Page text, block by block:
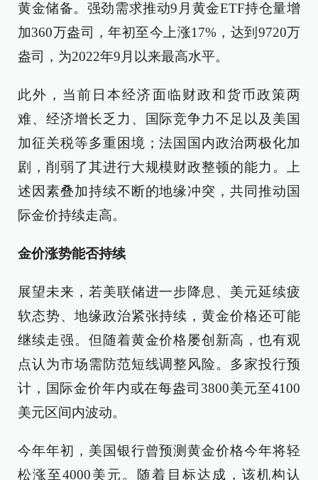
黄金储备。强劲需求推动9月黄金ETF持仓量增
加360万盎司，年初至今上涨17%，达到9720万
盎司，为2022年9月以来最高水平。
此外，当前日本经济面临财政和货币政策两
难、经济增长乏力、国际竞争力不足以及美国
加征关税等多重困境；法国国内政治两极化加
剧，削弱了其进行大规模财政整顿的能力。上
述因素叠加持续不断的地缘冲突，共同推动国
际金价持续走高。
金价涨势能否持续
展望未来，若美联储进一步降息、美元延续疲
软态势、地缘政治紧张持续，黄金价格还可能
继续走强。但随着黄金价格屡创新高，也有观
点认为市场需防范短线调整风险。多家投行预
计，国际金价年内或在每盎司3800美元至4100
美元区间内波动。
今年年初，美国银行曾预测黄金价格今年将轻
松涨至4000美元。随着目标达成，该机构认